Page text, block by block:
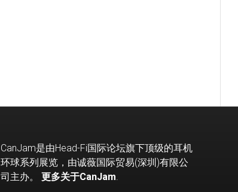
CanJam是由Head-Fi国际论坛旗下顶级的耳机
环球系列展览，由诚薇国际贸易(深圳)有限公
司主办。更多关于CanJam.